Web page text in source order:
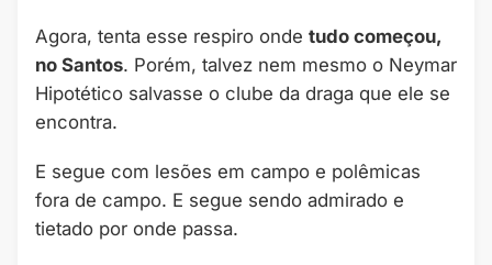
Agora, tenta esse respiro onde tudo começou,
no Santos. Porém, talvez nem mesmo o Neymar
Hipotético salvasse o clube da draga que ele se
encontra.
E segue com lesões em campo e polêmicas
fora de campo. E segue sendo admirado e
tietado por onde passa.